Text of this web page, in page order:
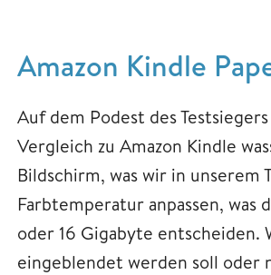
Amazon Kindle
Auf dem Podest des
Vergleich zu Amazon Kindle
Bildschirm, was wir in
Farbtemperatur anpassen,
oder 16 Gigabyte entscheiden.
eingeblendet werden soll oder